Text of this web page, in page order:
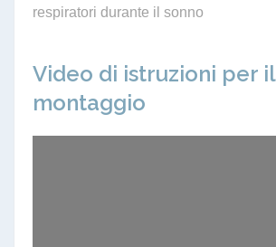
respiratori durante il sonno
Video di istruzioni per il
montaggio